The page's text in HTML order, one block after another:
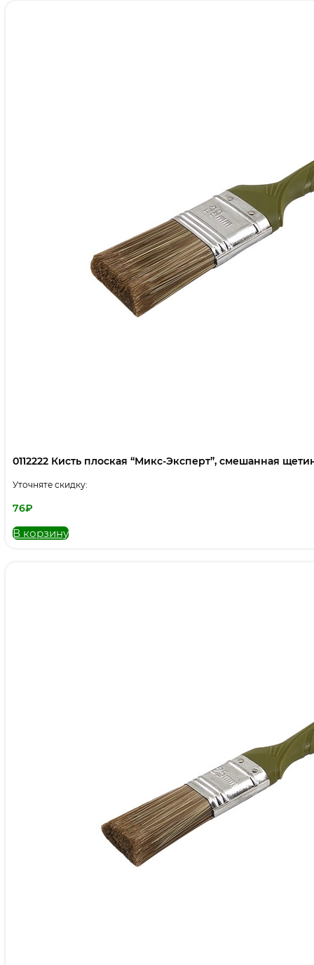
0112222 Кисть плоская “Микс-Эксперт”, смешанная
Уточняте скидку:
76₽
В корзину